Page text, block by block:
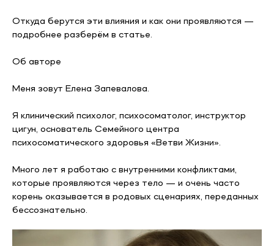
Откуда берутся эти влияния и как они проявляются —
подробнее разберём в статье.
Об авторе
Меня зовут Елена Запевалова.
Я клинический психолог, психосоматолог, инструктор
цигун, основатель Семейного центра
психосоматического здоровья «Ветви Жизни».
Много лет я работаю с внутренними конфликтами,
которые проявляются через тело — и очень часто
корень оказывается в родовых сценариях, переданных
бессознательно.